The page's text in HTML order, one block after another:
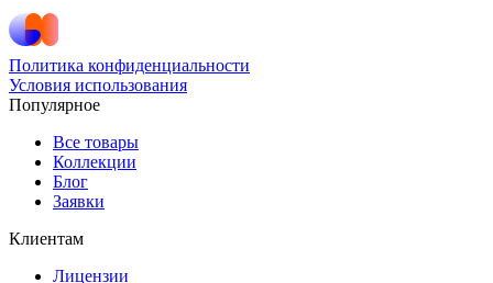
Политика конфиденциальности
Условия использования
Популярное
Все товары
Коллекции
Блог
Заявки
Клиентам
Лицензии